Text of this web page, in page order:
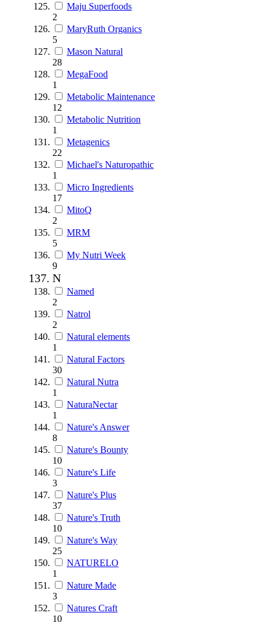
Maju Superfoods
2
MaryRuth Organics
5
Mason Natural
28
MegaFood
1
Metabolic Maintenance
12
Metabolic Nutrition
1
Metagenics
22
Michael's Naturopathic
1
Micro Ingredients
17
MitoQ
2
MRM
5
My Nutri Week
9
N
Named
2
Natrol
2
Natural elements
1
Natural Factors
30
Natural Nutra
1
NaturaNectar
1
Nature's Answer
8
Nature's Bounty
10
Nature's Life
3
Nature's Plus
37
Nature's Truth
10
Nature's Way
25
NATURELO
1
Nature Made
3
Natures Craft
10